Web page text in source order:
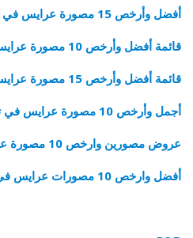
أفضل وأرخص 15 مصورة عرايس في جدة
قائمة أفضل وأرخص 10 مصورة عرايس في مكة
قائمة أفضل وأرخص 15 مصورة عرايس في الشرقية
أجمل وأرخص 10 مصورة عرايس في تبوك والشمالية
عروض مصورين وارخص 10 مصورة عرايس في المدينة وينبع
أفضل وارخص 10 مصورات عرايس في القصيم